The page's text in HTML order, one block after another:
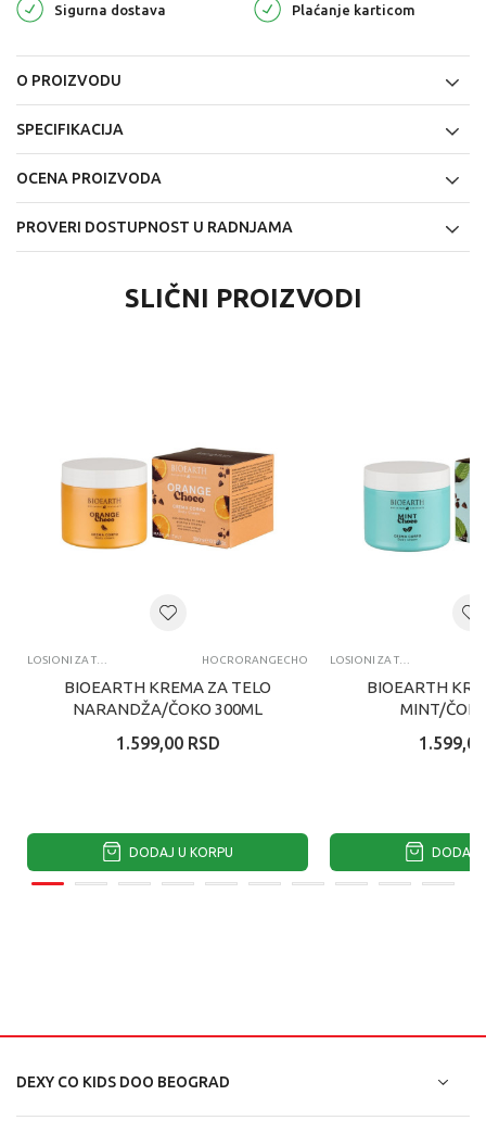
Sigurna dostava Plaćanje karticom
O PROIZVODU
SPECIFIKACIJA
OCENA PROIZVODA
PROVERI DOSTUPNOST U RADNJAMA
SLIČNI PROIZVODI
LOSIONI ZA TELO HOCRORANGECHO
BIOEARTH KREMA ZA TELO
NARANDŽA/ČOKO 300ML
1.599,00 RSD
DODAJ U KORPU
LOSIONI ZA TELO
BIOEARTH
MINT/
1.599,00
DODAJ
DEXY CO KIDS DOO BEOGRAD